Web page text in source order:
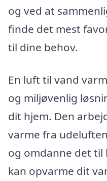
og ved at
finde det mest
til dine behov.
En luft til vand
og miljøvenlig
dit hjem. Den
varme fra
og omdanne det
kan opvarme dit